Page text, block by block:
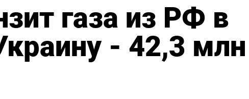
газа из РФ в
- 42,3 млн